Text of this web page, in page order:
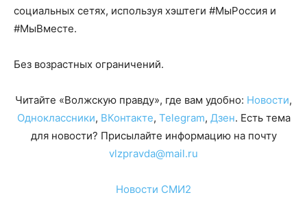
социальных сетях, используя хэштеги #МыРоссия и
#МыВместе.
Без возрастных ограничений.
Читайте «Волжскую правду», где вам удобно: Новости,
Одноклассники, ВКонтакте, Telegram, Дзен. Есть тема
для новости? Присылайте информацию на почту
vlzpravda@mail.ru
Новости СМИ2